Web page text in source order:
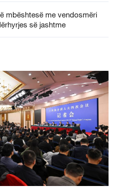
mbështesë me vendosmëri
së jashtme